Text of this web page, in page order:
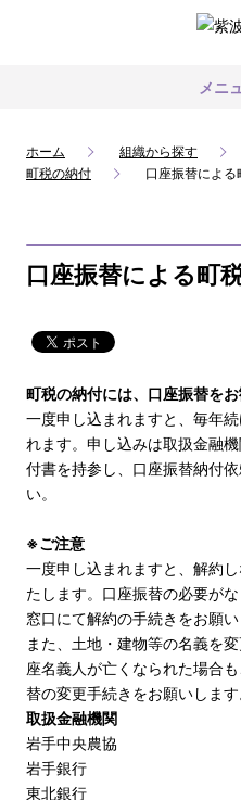
メニ
ホーム 組織から探す
町税の納付
口座振替によ
口座振替による町
町税の納付には、口座振替をお
一度申し込まれますと、毎年
れます。申し込みは取扱金融
付書を持参し、口座振替納付
い。
※ご注意
一度申し込まれますと、解約
たします。口座振替の必要が
窓口にて解約の手続きをお願い
また、土地・建物等の名義を
座名義人が亡くなられた場合
替の変更手続きをお願いします
取扱金融機関
岩手中央農協
岩手銀行
東北銀行